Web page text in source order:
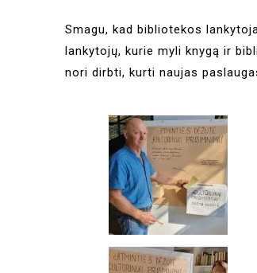
Smagu, kad bibliotekos
lankytojų, kurie myli knygą ir
nori dirbti, kurti naujas